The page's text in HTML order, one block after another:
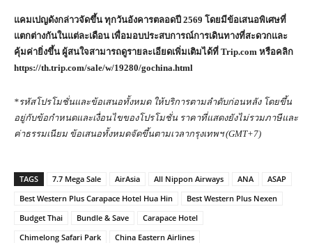
แคมเปญดังกล่าวจัดขึ้น ทุกวันอังคารตลอดปี 2569 โดยมีข้อเสนอพิเศษที่
แตกต่างกันในแต่ละเดือน เพื่อมอบประสบการณ์การเดินทางที่สะดวกและ
คุ้มค่ายิ่งขึ้น ผู้สนใจสามารถดูรายละเอียดเพิ่มเติมได้ที่ Trip.com หรือคลิก
https://th.trip.com/sale/w/19280/gochina.html
*รหัสโปรโมชั่นและข้อเสนอทั้งหมด ให้บริการตามลำดับก่อนหลัง โดยขึ้น
อยู่กับข้อกำหนดและเงื่อนไขของโปรโมชั่น ราคาที่แสดงยังไม่รวมภาษีและ
ค่าธรรมเนียม ข้อเสนอทั้งหมดจัดขึ้นตามเวลากรุงเทพฯ (GMT+7)
TAGS 7.7 Mega Sale AirAsia All Nippon Airways ANA
ASAP
Best Western Plus Carapace Hotel Hua Hin
Best Western Plus Nexen
Budget Thai
Bundle & Save
Carapace Hotel
Chimelong Safari Park
China Eastern Airlines